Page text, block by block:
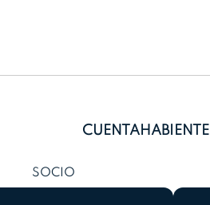
CUENTAHABIENTE
SOCIO